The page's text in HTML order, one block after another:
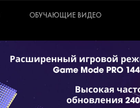
ОБУЧАЮЩИЕ ВИДЕО